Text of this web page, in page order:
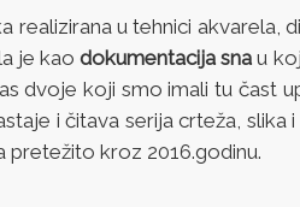
realizirana u tehnici akvarela,
je kao dokumentacija sna u
dvoje koji smo imali tu čast
i čitava serija crteža, slika
pretežito kroz 2016.godinu.